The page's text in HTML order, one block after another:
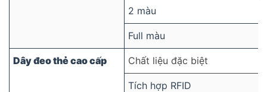
2 màu
Full màu
Dây đeo thẻ cao cấp Chất liệu đặc biệt
Tích hợp RFID